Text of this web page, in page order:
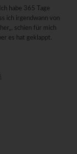
habe 365 Tage
ich irgendwann von
schien für mich
es hat geklappt.